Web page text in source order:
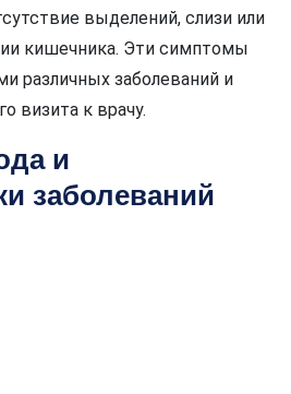
выделений, слизи или
кишечника. Эти симптомы
различных заболеваний и
визита к врачу.
и
заболеваний